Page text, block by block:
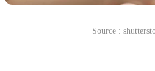
Source :